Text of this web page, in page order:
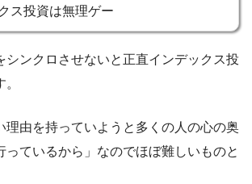
クス投資は無理ゲー
シンクロさせないと正直インデックス投
理由を持っていようと多くの人の心の奥
っているから」なのでほぼ難しいものと